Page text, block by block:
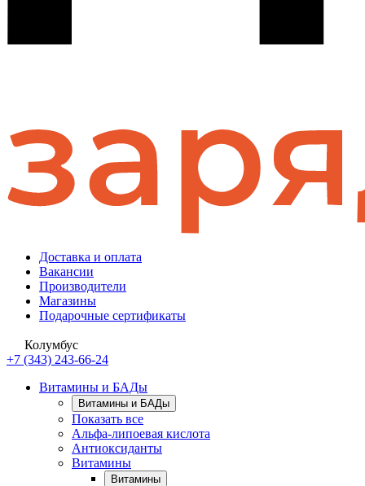
Доставка и оплата
Вакансии
Производители
Магазины
Подарочные сертификаты
Колумбус
+7 (343) 243-66-24
Витамины и БАДы
Витамины и БАДы
Показать все
Альфа-липоевая кислота
Антиоксиданты
Витамины
Витамины